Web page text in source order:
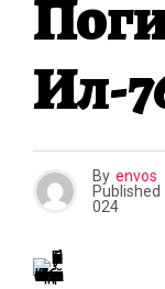
Ил-
By envos
Published
024